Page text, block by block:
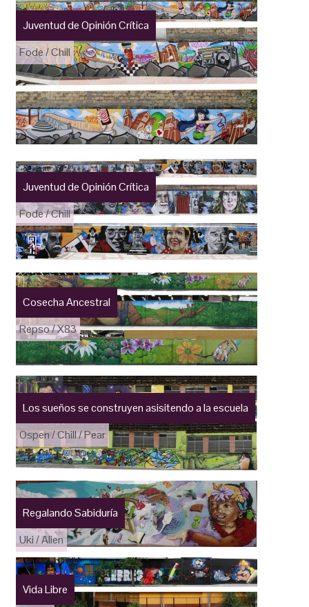
Juventud de Opinión Crítica
Fode / Chill
Juventud de Opinión Crítica
Fode / Chill
Cosecha Ancestral
Repso / X83
Los sueños se construyen asisitendo a la escuela
Ospen / Chill / Pear
Regalando Sabiduría
Uki / Alien
Vida Libre